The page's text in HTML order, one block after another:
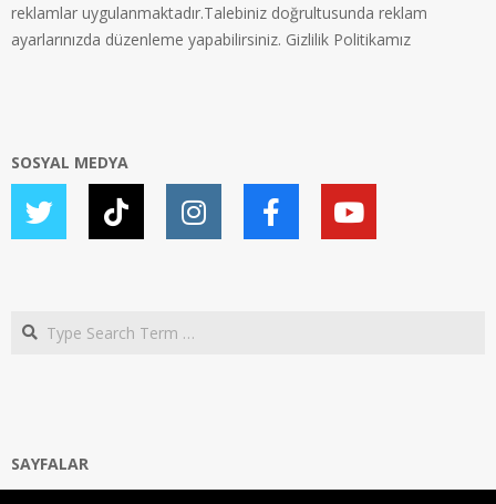
reklamlar uygulanmaktadır.Talebiniz doğrultusunda reklam
ayarlarınızda düzenleme yapabilirsiniz. Gizlilik Politikamız
SOSYAL MEDYA
Search
SAYFALAR